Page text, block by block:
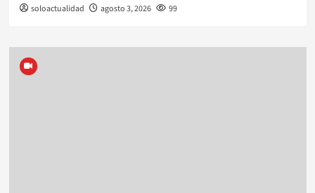
soloactualidad agosto 3, 2026 99